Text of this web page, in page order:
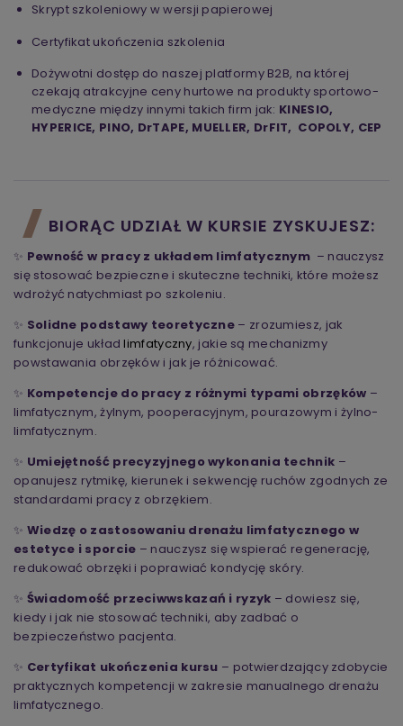
Skrypt szkoleniowy w wersji papierowej
Certyfikat ukończenia szkolenia
Dożywotni dostęp do naszej platformy B2B, na której
czekają atrakcyjne ceny hurtowe na produkty sportowo-
medyczne między innymi takich firm jak: KINESIO,
HYPERICE, PINO, DrTAPE, MUELLER, DrFIT, COPOLY, CEP
BIORĄC UDZIAŁ W KURSIE ZYSKUJESZ:
✨ Pewność w pracy z układem limfatycznym – nauczysz
się stosować bezpieczne i skuteczne techniki, które możesz
wdrożyć natychmiast po szkoleniu.
✨ Solidne podstawy teoretyczne – zrozumiesz, jak
funkcjonuje układlimfatyczny, jakie są mechanizmy
powstawania obrzęków i jak je różnicować.
✨ Kompetencje do pracy z różnymi typami obrzęków –
limfatycznym, żylnym, pooperacyjnym, pourazowym i żylno-
limfatycznym.
✨ Umiejętność precyzyjnego wykonania technik –
opanujesz rytmikę, kierunek i sekwencję ruchów zgodnych ze
standardami pracy z obrzękiem.
✨ Wiedzę o zastosowaniu drenażu limfatycznego w
estetyce i sporcie – nauczysz się wspierać regenerację,
redukować obrzęki i poprawiać kondycję skóry.
✨ Świadomość przeciwwskazań i ryzyk – dowiesz się,
kiedy i jak nie stosować techniki, aby zadbać o
bezpieczeństwo pacjenta.
✨ Certyfikat ukończenia kursu – potwierdzający zdobycie
praktycznych kompetencji w zakresie manualnego drenażu
limfatycznego.